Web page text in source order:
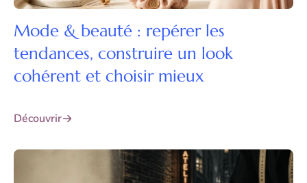
Mode & beauté : repérer les
tendances, construire un look
cohérent et choisir mieux
Découvrir